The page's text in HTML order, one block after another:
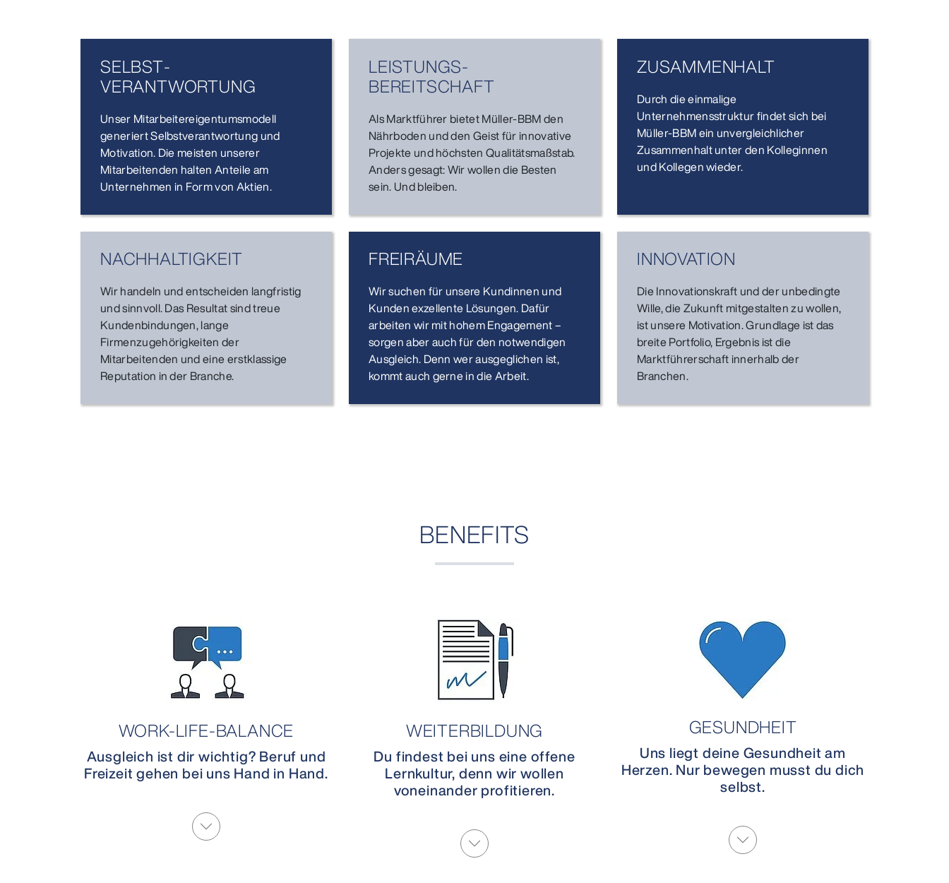
SELBST­
VERANTWORTUNG
Unser Mitarbeitereigentumsmodell
generiert Selbstverantwortung und
Motivation. Die meisten unserer
Mitarbeitenden halten Anteile am
Unternehmen in Form von Aktien.
LEISTUNGS­
BEREITSCHAFT
Als Marktführer bietet Müller-BBM den
Nährboden und den Geist für innovative
Projekte und höchsten Qualitätsmaßstab.
Anders gesagt: Wir wollen die Besten
sein. Und bleiben.
ZUSAMMENHALT
Durch die einmalige
Unternehmensstruktur findet sich bei
Müller-BBM ein unvergleichlicher
Zusammenhalt unter den Kolleginnen
und Kollegen wieder.
NACHHALTIGKEIT
Wir handeln und entscheiden langfristig
und sinnvoll. Das Resultat sind treue
Kundenbindungen, lange
Firmenzugehörigkeiten der
Mitarbeitenden und eine erstklassige
Reputation in der Branche.
FREIRÄUME
Wir suchen für unsere Kundinnen und
Kunden exzellente Lösungen. Dafür
arbeiten wir mit hohem Engagement –
sorgen aber auch für den notwendigen
Ausgleich. Denn wer ausgeglichen ist,
kommt auch gerne in die Arbeit.
INNOVATION
Die Innovationskraft und der unbedingte
Wille, die Zukunft mitgestalten zu wollen,
ist unsere Motivation. Grundlage ist das
breite Portfolio, Ergebnis ist die
Marktführerschaft innerhalb der
Branchen.
BENEFITS
WORK-LIFE-BALANCE
Ausgleich ist dir wichtig? Beruf und
Freizeit gehen bei uns Hand in Hand.
WEITERBILDUNG
Du findest bei uns eine offene
Lernkultur, denn wir wollen
voneinander profitieren.
GESUNDHEIT
Uns liegt deine Gesundheit am
Herzen. Nur bewegen musst du dich
selbst.